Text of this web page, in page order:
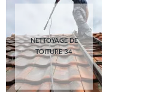
NETTOYAGE DE
TOITURE 34